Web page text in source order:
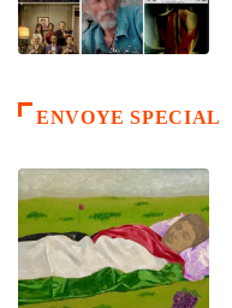
ENVOYE SPECIAL